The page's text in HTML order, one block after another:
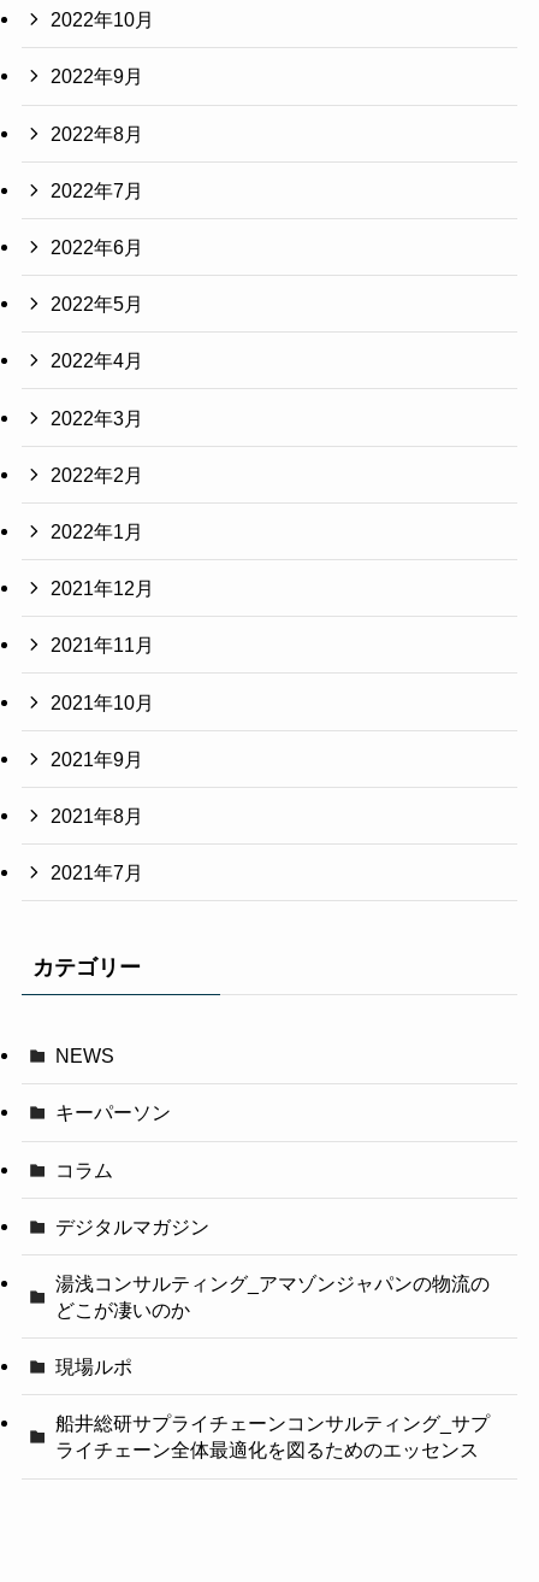
2022年10月
2022年9月
2022年8月
2022年7月
2022年6月
2022年5月
2022年4月
2022年3月
2022年2月
2022年1月
2021年12月
2021年11月
2021年10月
2021年9月
2021年8月
2021年7月
カテゴリー
NEWS
キーパーソン
コラム
デジタルマガジン
湯浅コンサルティング_アマゾンジャパンの物流の
どこが凄いのか
現場ルポ
船井総研サプライチェーンコンサルティング_サプ
ライチェーン全体最適化を図るためのエッセンス